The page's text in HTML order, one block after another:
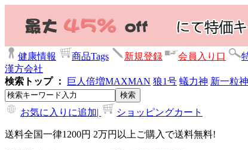
健康情報 商品Tags 新規登録 会員入り口
漢方会社
検索トップ ：
巨人倍増MAXMAN 狼1号 蟻力神 新一粒神
お気に入りに追加| ショッピングカート
送料全国一律1200円 2万円以上ご購入で送料無料!